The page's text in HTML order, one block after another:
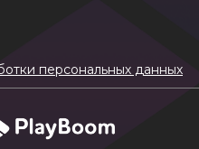
персональных данных